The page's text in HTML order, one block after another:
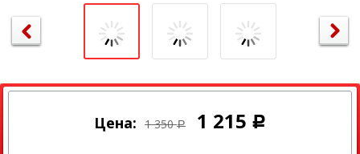
Цена: 1 350 Р 1 215 Р